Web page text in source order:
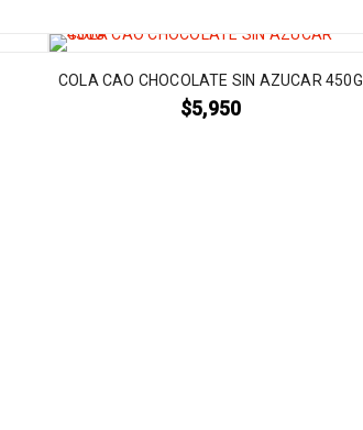
COLA CAO CHOCOLATE SIN AZUCAR 450G
$5,950